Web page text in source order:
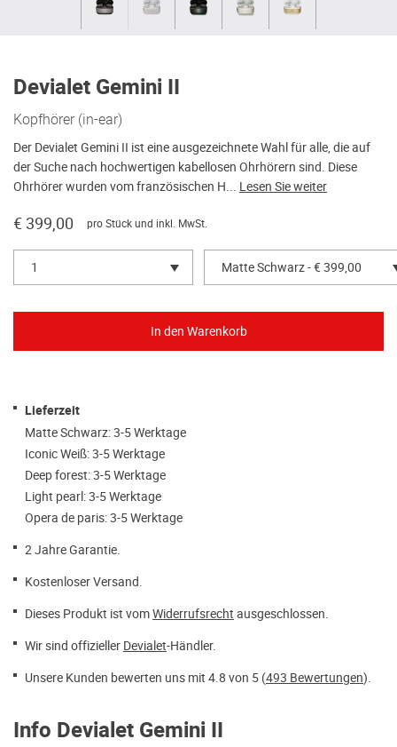
Devialet Gemini II
Kopfhörer (in-ear)
Der Devialet Gemini II ist eine ausgezeichnete Wahl für alle, die auf
der Suche nach hochwertigen kabellosen Ohrhörern sind. Diese
Ohrhörer wurden vom französischen H... Lesen Sie weiter
€ 399,00 pro Stück und inkl. MwSt.
1 Matte Schwarz - € 399,00
Lieferzeit
Matte Schwarz: 3-5 Werktage
Iconic Weiß: 3-5 Werktage
Deep forest: 3-5 Werktage
Light pearl: 3-5 Werktage
Opera de paris: 3-5 Werktage
2 Jahre Garantie.
Kostenloser Versand.
Dieses Produkt ist vomWiderrufsrecht ausgeschlossen.
Wir sind offizieller Devialet-Händler.
Unsere Kunden bewerten uns mit 4.8 von 5 (493 Bewertungen).
Info Devialet Gemini II